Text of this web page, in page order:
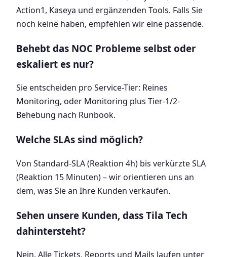
Action1, Kaseya und ergänzenden Tools. Falls Sie
noch keine haben, empfehlen wir eine passende.
Behebt das NOC Probleme selbst oder
eskaliert es nur?
Sie entscheiden pro Service-Tier: Reines
Monitoring, oder Monitoring plus Tier-1/2-
Behebung nach Runbook.
Welche SLAs sind möglich?
Von Standard-SLA (Reaktion 4h) bis verkürzte SLA
(Reaktion 15 Minuten) – wir orientieren uns an
dem, was Sie an Ihre Kunden verkaufen.
Sehen unsere Kunden, dass Tila Tech
dahintersteht?
Nein. Alle Tickets, Reports und Mails laufen unter